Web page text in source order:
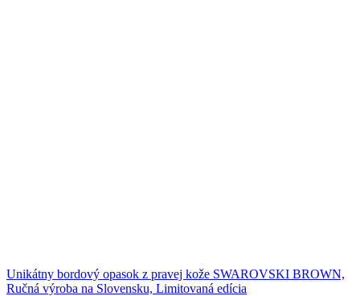
Unikátny bordový opasok z pravej kože SWAROVSKI BROWN,
Ručná výroba na Slovensku, Limitovaná edícia